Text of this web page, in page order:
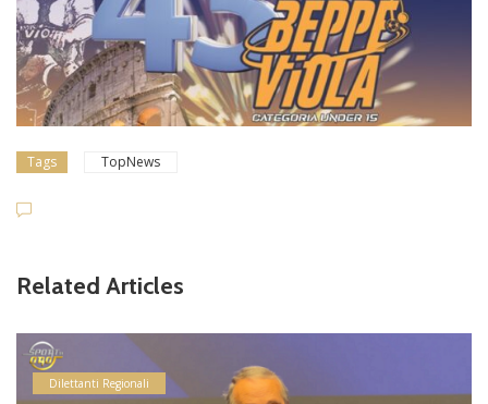
Tags TopNews
Related Articles
Dilettanti Regionali